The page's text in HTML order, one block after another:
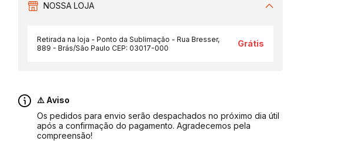
NOSSA LOJA
Retirada na loja - Ponto da Sublimação - Rua Bresser,
889 - Brás/São Paulo CEP: 03017-000
Grátis
⚠️ Aviso
Os pedidos para envio serão despachados no próximo dia útil
após a confirmação do pagamento. Agradecemos pela
compreensão!